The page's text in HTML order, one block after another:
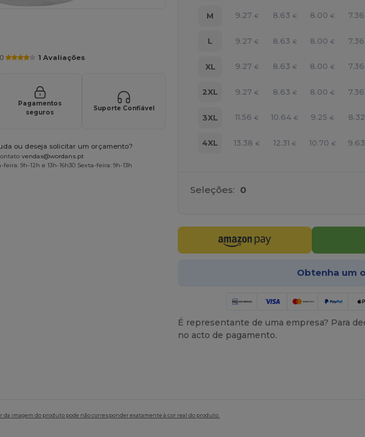
1 Avaliações
Pagamentos
seguros
Suporte Confiável
ou deseja solicitar um orçamento?
vendas@wordans.pt
9h-12h e 13h-16h30 Sexta-feira: 9h-13h
M 9.27 € 8.63 € 8.00 € 7.36
L 9.27 € 8.63 € 8.00 € 7.36
XL 9.27 € 8.63 € 8.00 € 7.36
2XL 9.27 € 8.63 € 8.00 € 7.36
3XL 11.56 € 10.64 € 9.25 € 8.32
4XL 13.38 € 12.31 € 10.70 € 9.63
Seleções: 0
Obtenha um
É representante de uma empresa? Para
no acto de pagamento.
da imagem do produto pode não corresponder exatamente à cor real do produto.